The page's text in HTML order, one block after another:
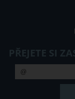
PŘEJETE SI